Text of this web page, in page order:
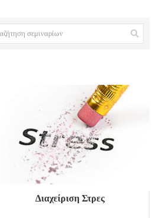
Διαχείριση Στρες